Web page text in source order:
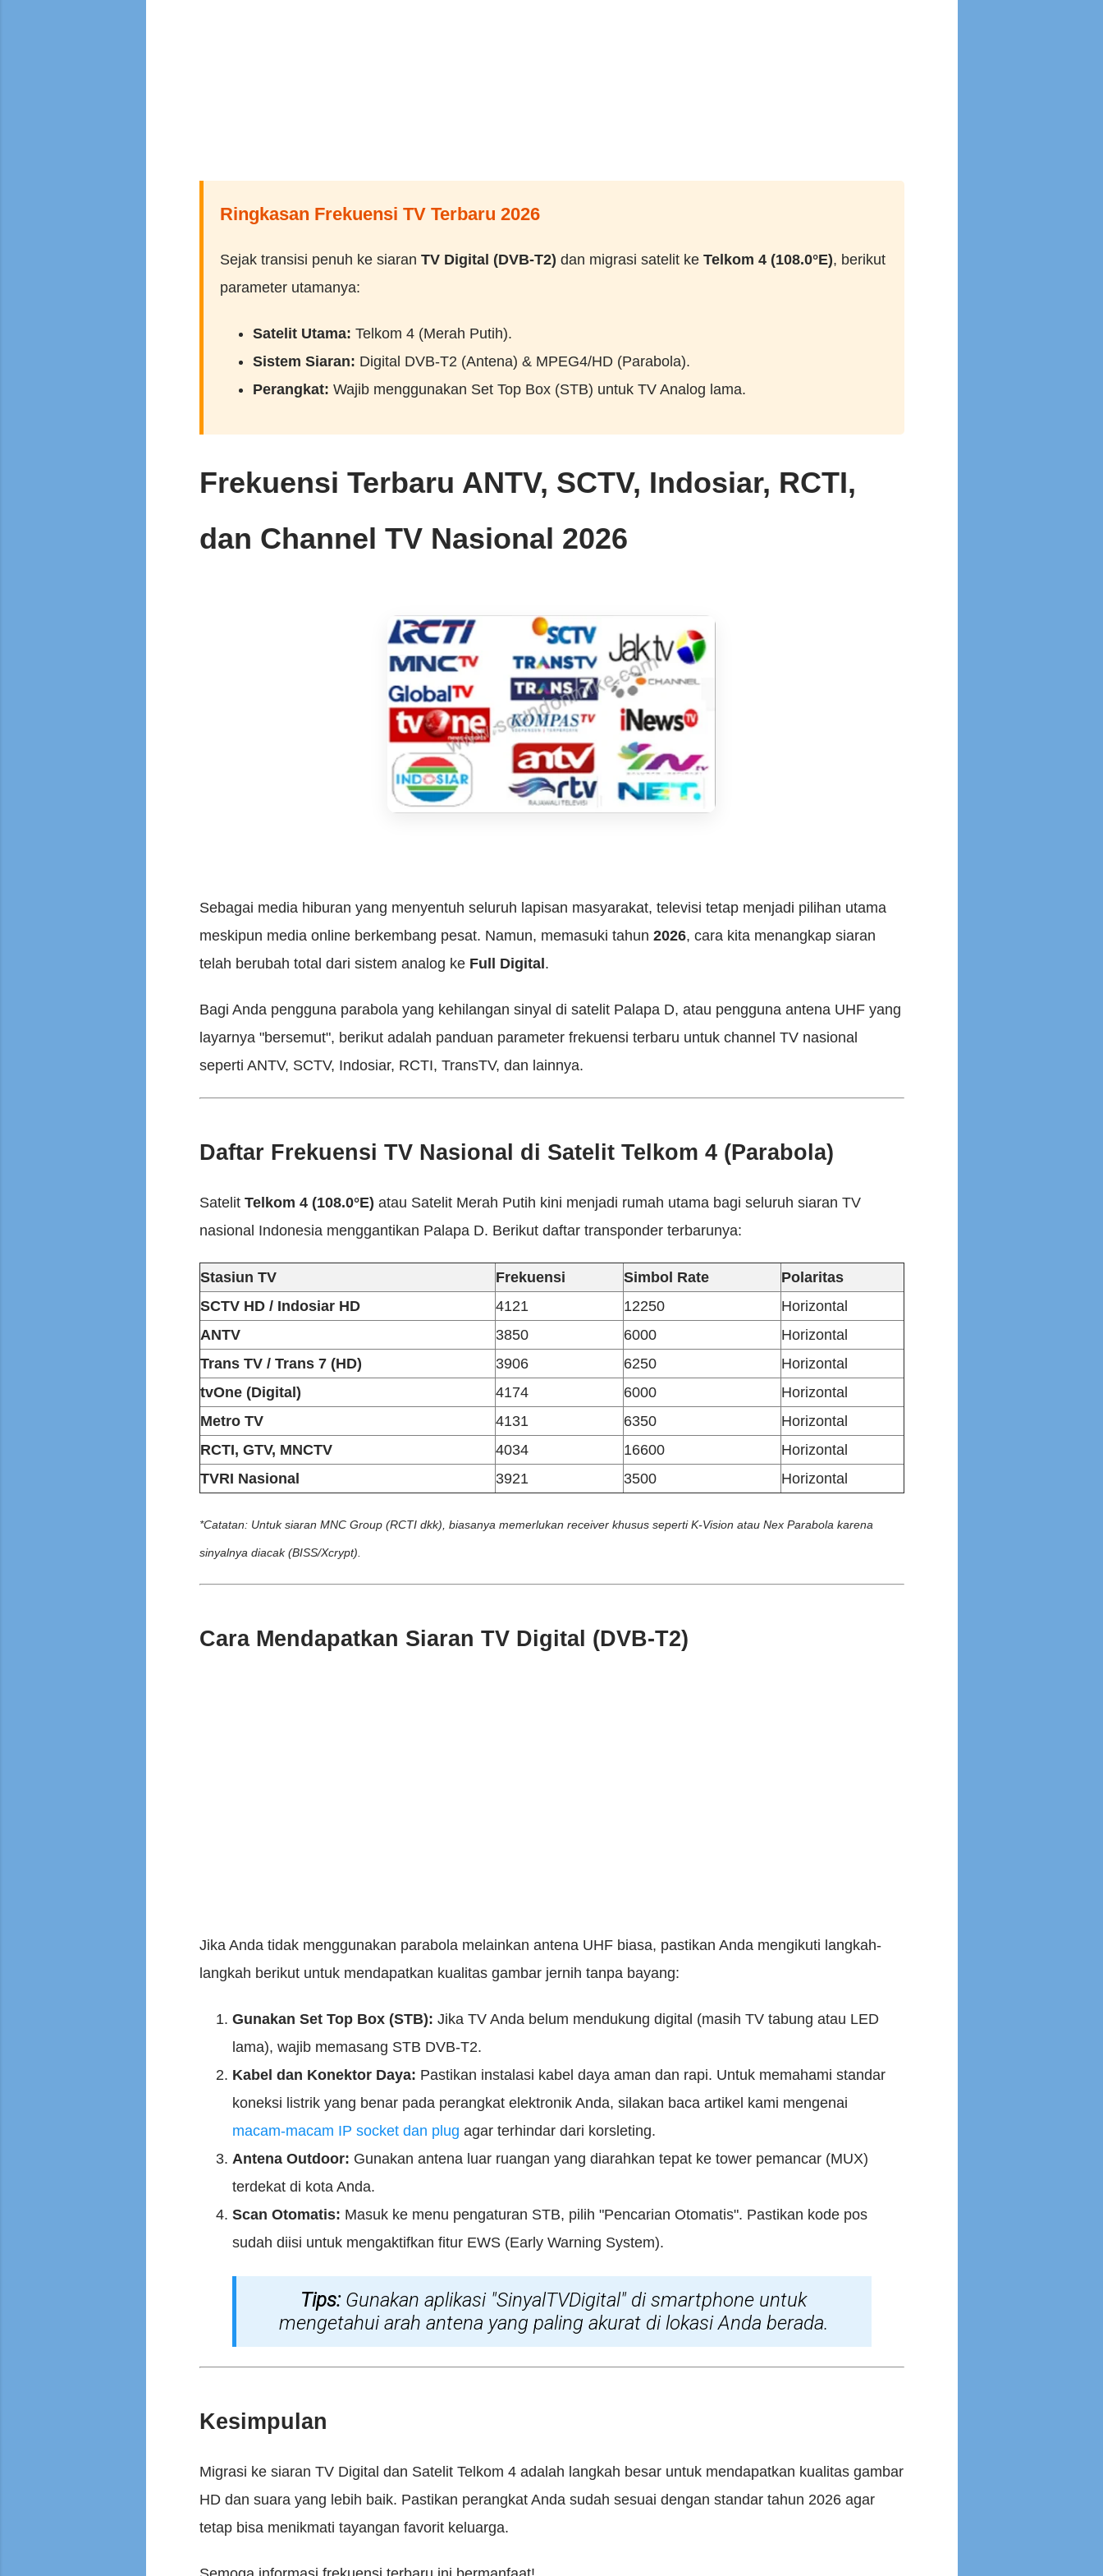
Ringkasan Frekuensi TV Terbaru 2026
Sejak transisi penuh ke siaran TV Digital (DVB-T2) dan migrasi satelit ke Telkom 4 (108.0°E), berikut
parameter utamanya:
Satelit Utama: Telkom 4 (Merah Putih).
Sistem Siaran: Digital DVB-T2 (Antena) & MPEG4/HD (Parabola).
Perangkat: Wajib menggunakan Set Top Box (STB) untuk TV Analog lama.
Frekuensi Terbaru ANTV, SCTV, Indosiar, RCTI,
dan Channel TV Nasional 2026
Sebagai media hiburan yang menyentuh seluruh lapisan masyarakat, televisi tetap menjadi pilihan utama
meskipun media online berkembang pesat. Namun, memasuki tahun 2026, cara kita menangkap siaran
telah berubah total dari sistem analog ke Full Digital.
Bagi Anda pengguna parabola yang kehilangan sinyal di satelit Palapa D, atau pengguna antena UHF yang
layarnya "bersemut", berikut adalah panduan parameter frekuensi terbaru untuk channel TV nasional
seperti ANTV, SCTV, Indosiar, RCTI, TransTV, dan lainnya.
Daftar Frekuensi TV Nasional di Satelit Telkom 4 (Parabola)
Satelit Telkom 4 (108.0°E) atau Satelit Merah Putih kini menjadi rumah utama bagi seluruh siaran TV
nasional Indonesia menggantikan Palapa D. Berikut daftar transponder terbarunya:
Stasiun TV Frekuensi Simbol Rate
Polaritas
SCTV HD / Indosiar HD
4121 12250
Horizontal
ANTV
3850 6000
Horizontal
Trans TV / Trans 7 (HD)
3906 6250
Horizontal
tvOne (Digital)
4174 6000
Horizontal
Metro TV
4131 6350
Horizontal
RCTI, GTV, MNCTV
4034 16600
Horizontal
TVRI Nasional
3921 3500 Horizontal
*Catatan: Untuk siaran MNC Group (RCTI dkk), biasanya memerlukan receiver khusus seperti K-Vision atau Nex Parabola karena
sinyalnya diacak (BISS/Xcrypt).
Cara Mendapatkan Siaran TV Digital (DVB-T2)
Jika Anda tidak menggunakan parabola melainkan antena UHF biasa, pastikan Anda mengikuti langkah-
langkah berikut untuk mendapatkan kualitas gambar jernih tanpa bayang:
Gunakan Set Top Box (STB): Jika TV Anda belum mendukung digital (masih TV tabung atau LED
lama), wajib memasang STB DVB-T2.
Kabel dan Konektor Daya: Pastikan instalasi kabel daya aman dan rapi. Untuk memahami standar
koneksi listrik yang benar pada perangkat elektronik Anda, silakan baca artikel kami mengenai
macam-macam IP socket dan plug agar terhindar dari korsleting.
Antena Outdoor: Gunakan antena luar ruangan yang diarahkan tepat ke tower pemancar (MUX)
terdekat di kota Anda.
Scan Otomatis: Masuk ke menu pengaturan STB, pilih "Pencarian Otomatis". Pastikan kode pos
sudah diisi untuk mengaktifkan fitur EWS (Early Warning System).
Tips:Gunakan aplikasi "SinyalTVDigital"di smartphone untuk
mengetahui arah antena yang paling akurat di lokasi Anda berada.
Kesimpulan
Migrasi ke siaran TV Digital dan Satelit Telkom 4 adalah langkah besar untuk mendapatkan kualitas gambar
HD dan suara yang lebih baik. Pastikan perangkat Anda sudah sesuai dengan standar tahun 2026 agar
tetap bisa menikmati tayangan favorit keluarga.